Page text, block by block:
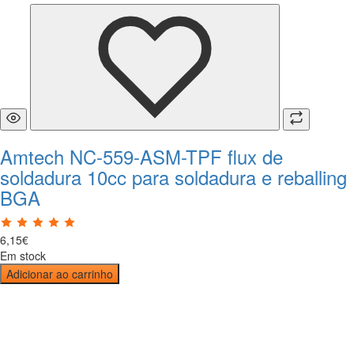
Amtech NC-559-ASM-TPF flux de
soldadura 10cc para soldadura e reballing
BGA
6,15€
Em stock
Adicionar ao carrinho